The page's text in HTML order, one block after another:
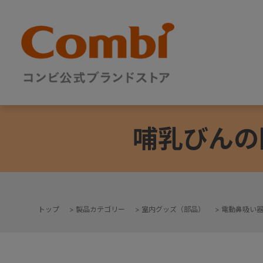
哺乳びん
トップ > 製品カテゴリー > 室内グッズ（部品） > 電動鼻吸い器